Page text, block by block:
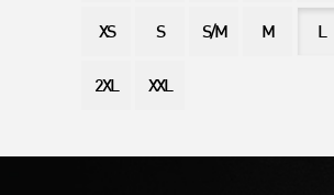
XS S S/M M L
2XL XXL